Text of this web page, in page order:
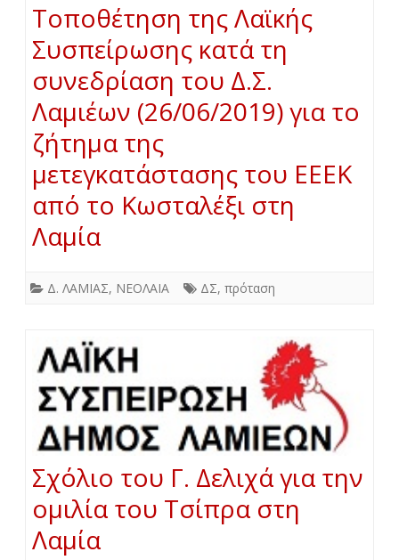
Τοποθέτηση της Λαϊκής
Συσπείρωσης κατά τη
συνεδρίαση του Δ.Σ.
Λαμιέων (26/06/2019) για το
ζήτημα της
μετεγκατάστασης του ΕΕΕΚ
από το Κωσταλέξι στη
Λαμία
Δ. ΛΑΜΙΑΣ, ΝΕΟΛΑΙΑ ΔΣ, πρόταση
Σχόλιο του Γ. Δελιχά για την
ομιλία του Τσίπρα στη
Λαμία